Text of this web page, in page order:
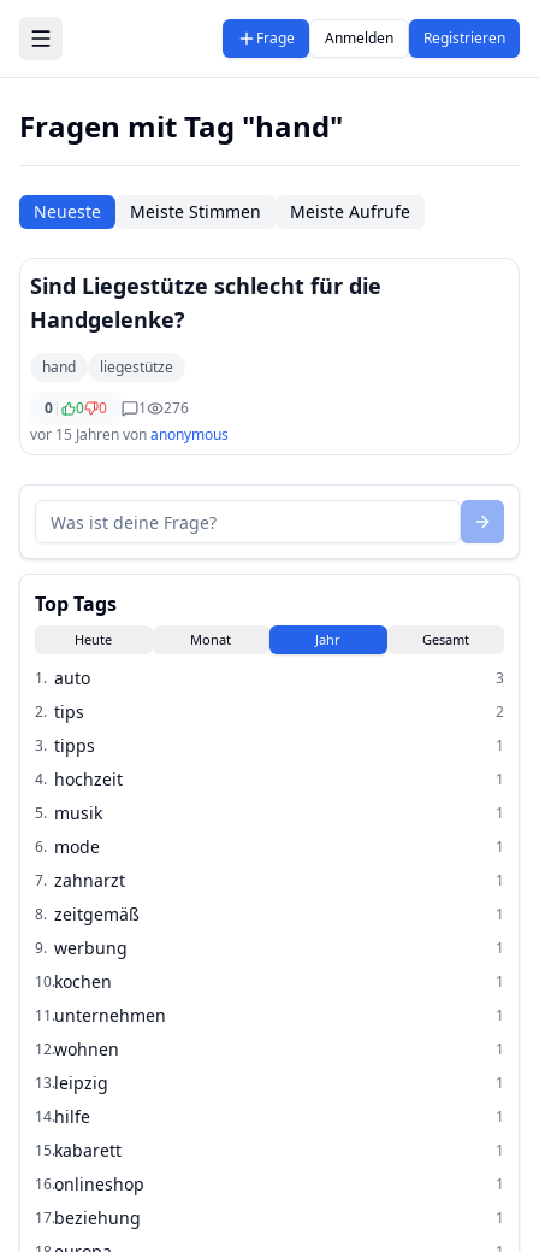
Zum Hauptinhalt springen
Frage Anmelden Registrieren
Fragen mit Tag "hand"
Neueste Meiste Stimmen Meiste Aufrufe
Sind Liegestütze schlecht für die
Handgelenke?
hand
liegestütze
0| 0 0 1
276
vor 15 Jahrenvonanonymous
Top Tags
Heute Monat Jahr Gesamt
1. auto
3
2. tips
2
3. tipps
1
4. hochzeit
1
5. musik
1
6. mode
1
7. zahnarzt
1
8. zeitgemäß
1
9. werbung
1
10.kochen
1
11.unternehmen
1
12.wohnen
1
13.leipzig
1
14.hilfe
1
15.kabarett
1
16.onlineshop
1
17.beziehung
1